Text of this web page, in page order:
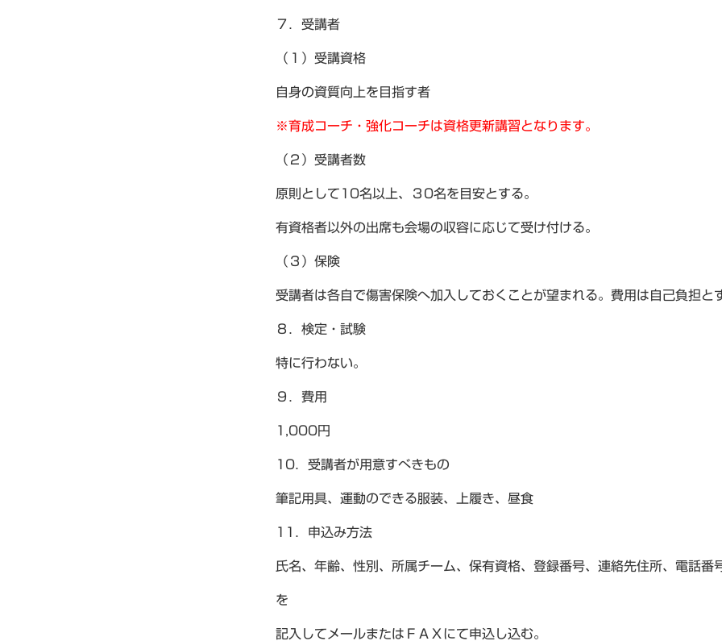
７．受講者
（１）受講資格
自身の資質向上を目指す者
※育成コーチ・強化コーチは資格更新講習となります。
（２）受講者数
原則として10名以上、３0名を目安とする。
有資格者以外の出席も会場の収容に応じて受け付ける。
（３）保険
受講者は各自で傷害保険へ加入しておくことが望まれる。費用は自己負担と
８．検定・試験
特に行わない。
９．費用
1,000円
10．受講者が用意すべきもの
筆記用具、運動のできる服装、上履き、昼食
11．申込み方法
氏名、年齢、性別、所属チーム、保有資格、登録番号、連絡先住所、電話番
を
記入してメールまたはＦＡＸにて申込し込む。